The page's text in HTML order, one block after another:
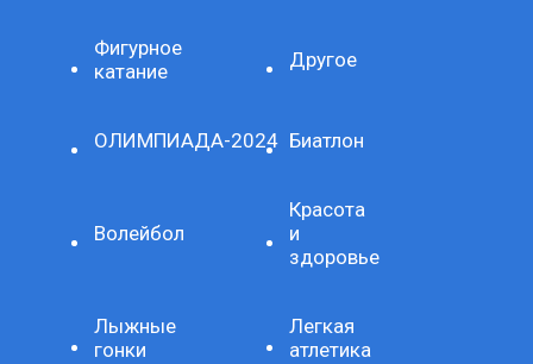
Фигурное
катание
Другое
ОЛИМПИАДА-2024 Биатлон
Волейбол
Красота
и
здоровье
Лыжные
гонки
Легкая
атлетика